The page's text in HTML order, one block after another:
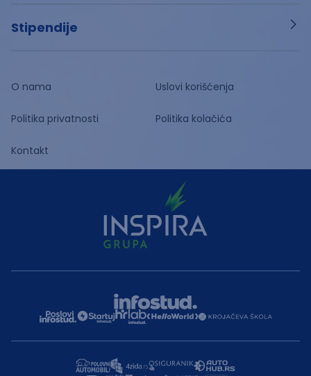
Stipendije
O nama Uslovi korišćenja
Politika privatnosti Politika kolačića
Kontakt